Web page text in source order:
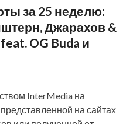
за 25 неделю:
Джарахов &
OG Buda и
InterMedia на
на сайтах